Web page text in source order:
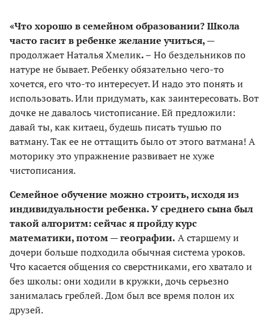
«Что хорошо в семейном образовании? Школа
часто гасит в ребенке желание учиться, —
продолжает Наталья Хмелик. – Но бездельников по
натуре не бывает. Ребенку обязательно чего-то
хочется, его что-то интересует. И надо это понять и
использовать. Или придумать, как заинтересовать. Вот
дочке не давалось чистописание. Ей предложили:
давай ты, как китаец, будешь писать тушью по
ватману. Так ее не оттащить было от этого ватмана! А
моторику это упражнение развивает не хуже
чистописания.
Семейное обучение можно строить, исходя из
индивидуальности ребенка. У среднего сына был
такой алгоритм: сейчас я пройду курс
математики, потом — географии. А старшему и
дочери больше подходила обычная система уроков.
Что касается общения со сверстниками, его хватало и
без школы: они ходили в кружки, дочь серьезно
занималась греблей. Дом был все время полон их
друзей.